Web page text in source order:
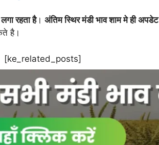
रहता है। अंतिम स्थिर मंडी भाव शाम मे ही अपडेट
है।
[ke_related_posts]